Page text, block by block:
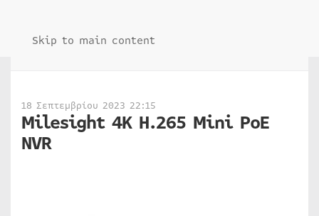
Skip to main content
18 Σεπτεμβρίου 2023 22:15
Milesight 4K H.265 Mini PoE
NVR